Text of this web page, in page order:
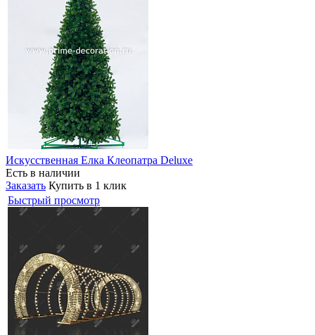
Искусственная Елка Клеопатра Deluxe
Есть в наличии
Заказать Купить в 1 клик
Быстрый просмотр